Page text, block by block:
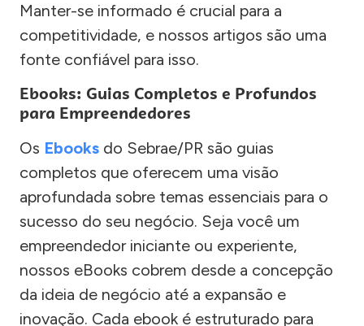
Manter-se informado é crucial para a
competitividade, e nossos artigos são uma
fonte confiável para isso.
Ebooks: Guias Completos e Profundos
para Empreendedores
Os Ebooks do Sebrae/PR são guias
completos que oferecem uma visão
aprofundada sobre temas essenciais para o
sucesso do seu negócio. Seja você um
empreendedor iniciante ou experiente,
nossos eBooks cobrem desde a concepção
da ideia de negócio até a expansão e
inovação. Cada ebook é estruturado para